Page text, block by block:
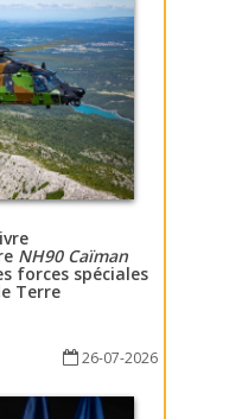
NH90 Caïman
forces spéciales
Terre
26-07-2026